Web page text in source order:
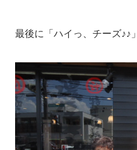
最後に「ハイっ、チーズ♪♪」